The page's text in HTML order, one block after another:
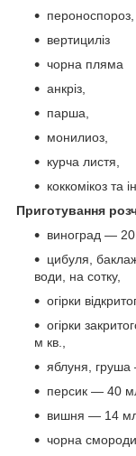
пероноспороз,
вертициліз
чорна пляма
анкріз,
парша,
монилиоз,
курча листя,
коккомікоз та
Приготування
виноград —
цибуля,
води, на сотку,
огірки
огірки
м кв.,
яблуня,
персик — 40
вишня — 14
чорна